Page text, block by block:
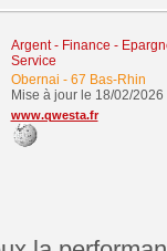
Argent - Finance -
Service
Obernai - 67 Bas-Rhin
Mise à jour le 18/02/2026
www.qwesta.fr